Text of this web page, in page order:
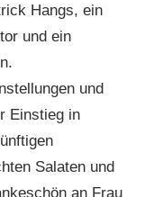
Hangs, ein
und ein
und
Einstieg in
Salaten und
an Frau